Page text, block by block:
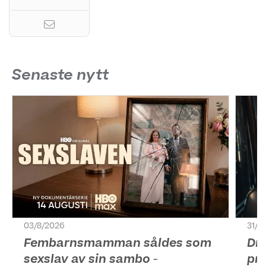
Senaste nytt
03/8/2026
Fembarnsmamman såldes som
sexslav av sin sambo -
31/